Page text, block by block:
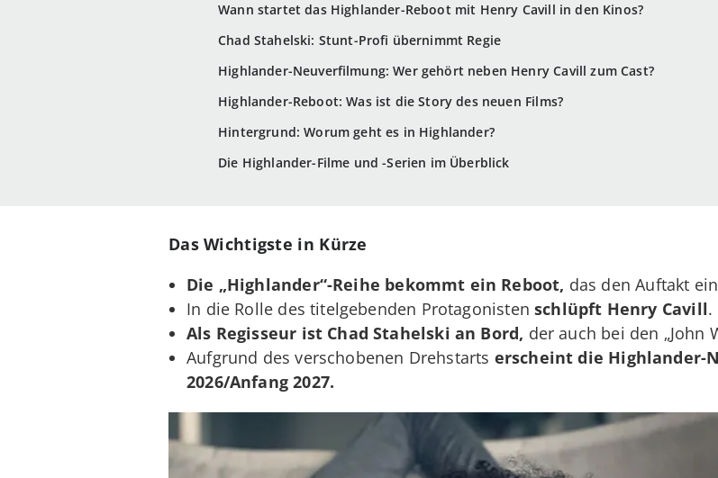
Wann startet das Highlander-Reboot mit Henry Cavill in den Kinos?
Chad Stahelski: Stunt-Profi übernimmt Regie
Highlander-Neuverfilmung: Wer gehört neben Henry Cavill zum Cast?
Highlander-Reboot: Was ist die Story des neuen Films?
Hintergrund: Worum geht es in Highlander?
Die Highlander-Filme und -Serien im Überblick
Das Wichtigste in Kürze
Die „Highlander“-Reihe bekommt ein Reboot, das den Auftakt
In die Rolle des titelgebenden Protagonistenschlüpft Henry Cavill.
Als Regisseur ist Chad Stahelski an Bord, der auch bei den „John
Aufgrund des verschobenen Drehstarts erscheint die Highlander-
2026/Anfang 2027.